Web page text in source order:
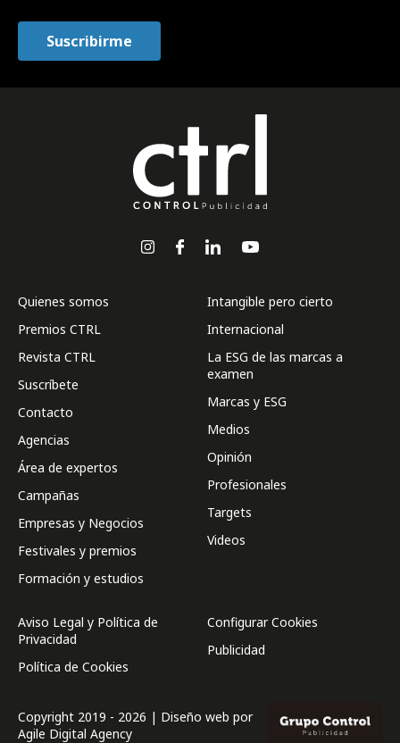
Quienes somos
Premios CTRL
Revista CTRL
Suscríbete
Contacto
Agencias
Área de expertos
Campañas
Empresas y Negocios
Festivales y premios
Formación y estudios
Intangible pero cierto
Internacional
La ESG de las marcas a
examen
Marcas y ESG
Medios
Opinión
Profesionales
Targets
Videos
Aviso Legal y Política de
Privacidad
Política de Cookies
Configurar Cookies
Publicidad
Copyright 2019 - 2026 | Diseño web por
Agile Digital Agency